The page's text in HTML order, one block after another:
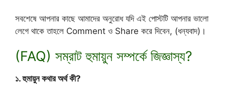
সবশেষে আপনার কাছে আমাদের অনুরোধ যদি এই পোস্টটি আপনার ভালো
লেগে থাকে তাহলে Comment ও Share করে দিবেন, (ধন্যবাদ)।
(FAQ) সম্রাট হুমায়ুন সম্পর্কে জিজ্ঞাস্য?
১. হুমায়ুন কথার অর্থ কী?